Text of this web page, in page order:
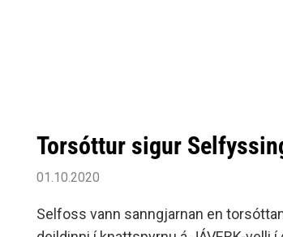
Torsóttur sigur
01.10.2020
Selfoss vann sanngjarnan en